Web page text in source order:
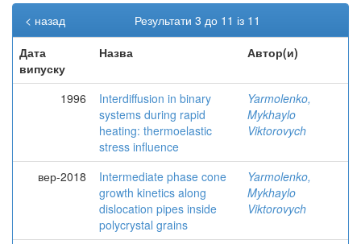
Результати 3 до 11 із 11
< назад
Дата
випуску
Назва Автор(и)
1996
Interdiffusion in binary
systems during rapid
heating: thermoelastic
stress influence
Yarmolenko,
Mykhaylo
Viktorovych
вер-2018
Intermediate phase cone
growth kinetics along
dislocation pipes inside
polycrystal grains
Yarmolenko,
Mykhaylo
Viktorovych